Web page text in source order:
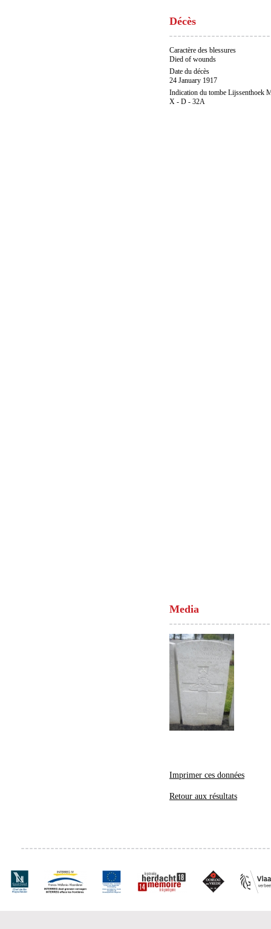
Décès
Caractère des blessures
Died of wounds
Date du décès
24 January 1917
Indication du tombe Lijssenthoek
X - D - 32A
Media
Imprimer ces données
Retour aux résultats